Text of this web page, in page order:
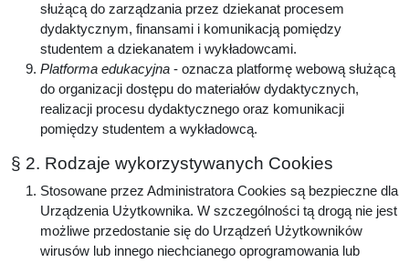
służącą do zarządzania przez dziekanat procesem
dydaktycznym, finansami i komunikacją pomiędzy
studentem a dziekanatem i wykładowcami.
Platforma edukacyjna - oznacza platformę webową służącą
do organizacji dostępu do materiałów dydaktycznych,
realizacji procesu dydaktycznego oraz komunikacji
pomiędzy studentem a wykładowcą.
§ 2. Rodzaje wykorzystywanych Cookies
Stosowane przez Administratora Cookies są bezpieczne dla
Urządzenia Użytkownika. W szczególności tą drogą nie jest
możliwe przedostanie się do Urządzeń Użytkowników
wirusów lub innego niechcianego oprogramowania lub